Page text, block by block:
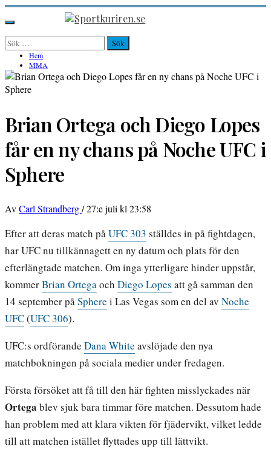
Hoppa
till
innehåll
Sportkuriren.se
Primär
meny
Sök
efter: Hem
MMA
Brian Ortega och Diego Lopes
får en ny chans på Noche UFC i
Sphere
AvCarl Strandberg/27:e juli kl 23:58
Efter att deras match påUFC 303 ställdes in på fightdagen,
har UFC nu tillkännagett en ny datum och plats för den
efterlängtade matchen. Om inga ytterligare hinder uppstår,
kommerBrian Ortegaoch Diego Lopes att gå samman den
14 september påSphere i Las Vegas som en del av Noche
UFC(UFC 306).
UFC:s ordförande Dana White avslöjade den nya
matchbokningen på sociala medier under fredagen.
Första försöket att få till den här fighten misslyckades när
Ortega blev sjuk bara timmar före matchen. Dessutom hade
han problem med att klara vikten för fjädervikt, vilket ledde
till att matchen istället flyttades upp till lättvikt.